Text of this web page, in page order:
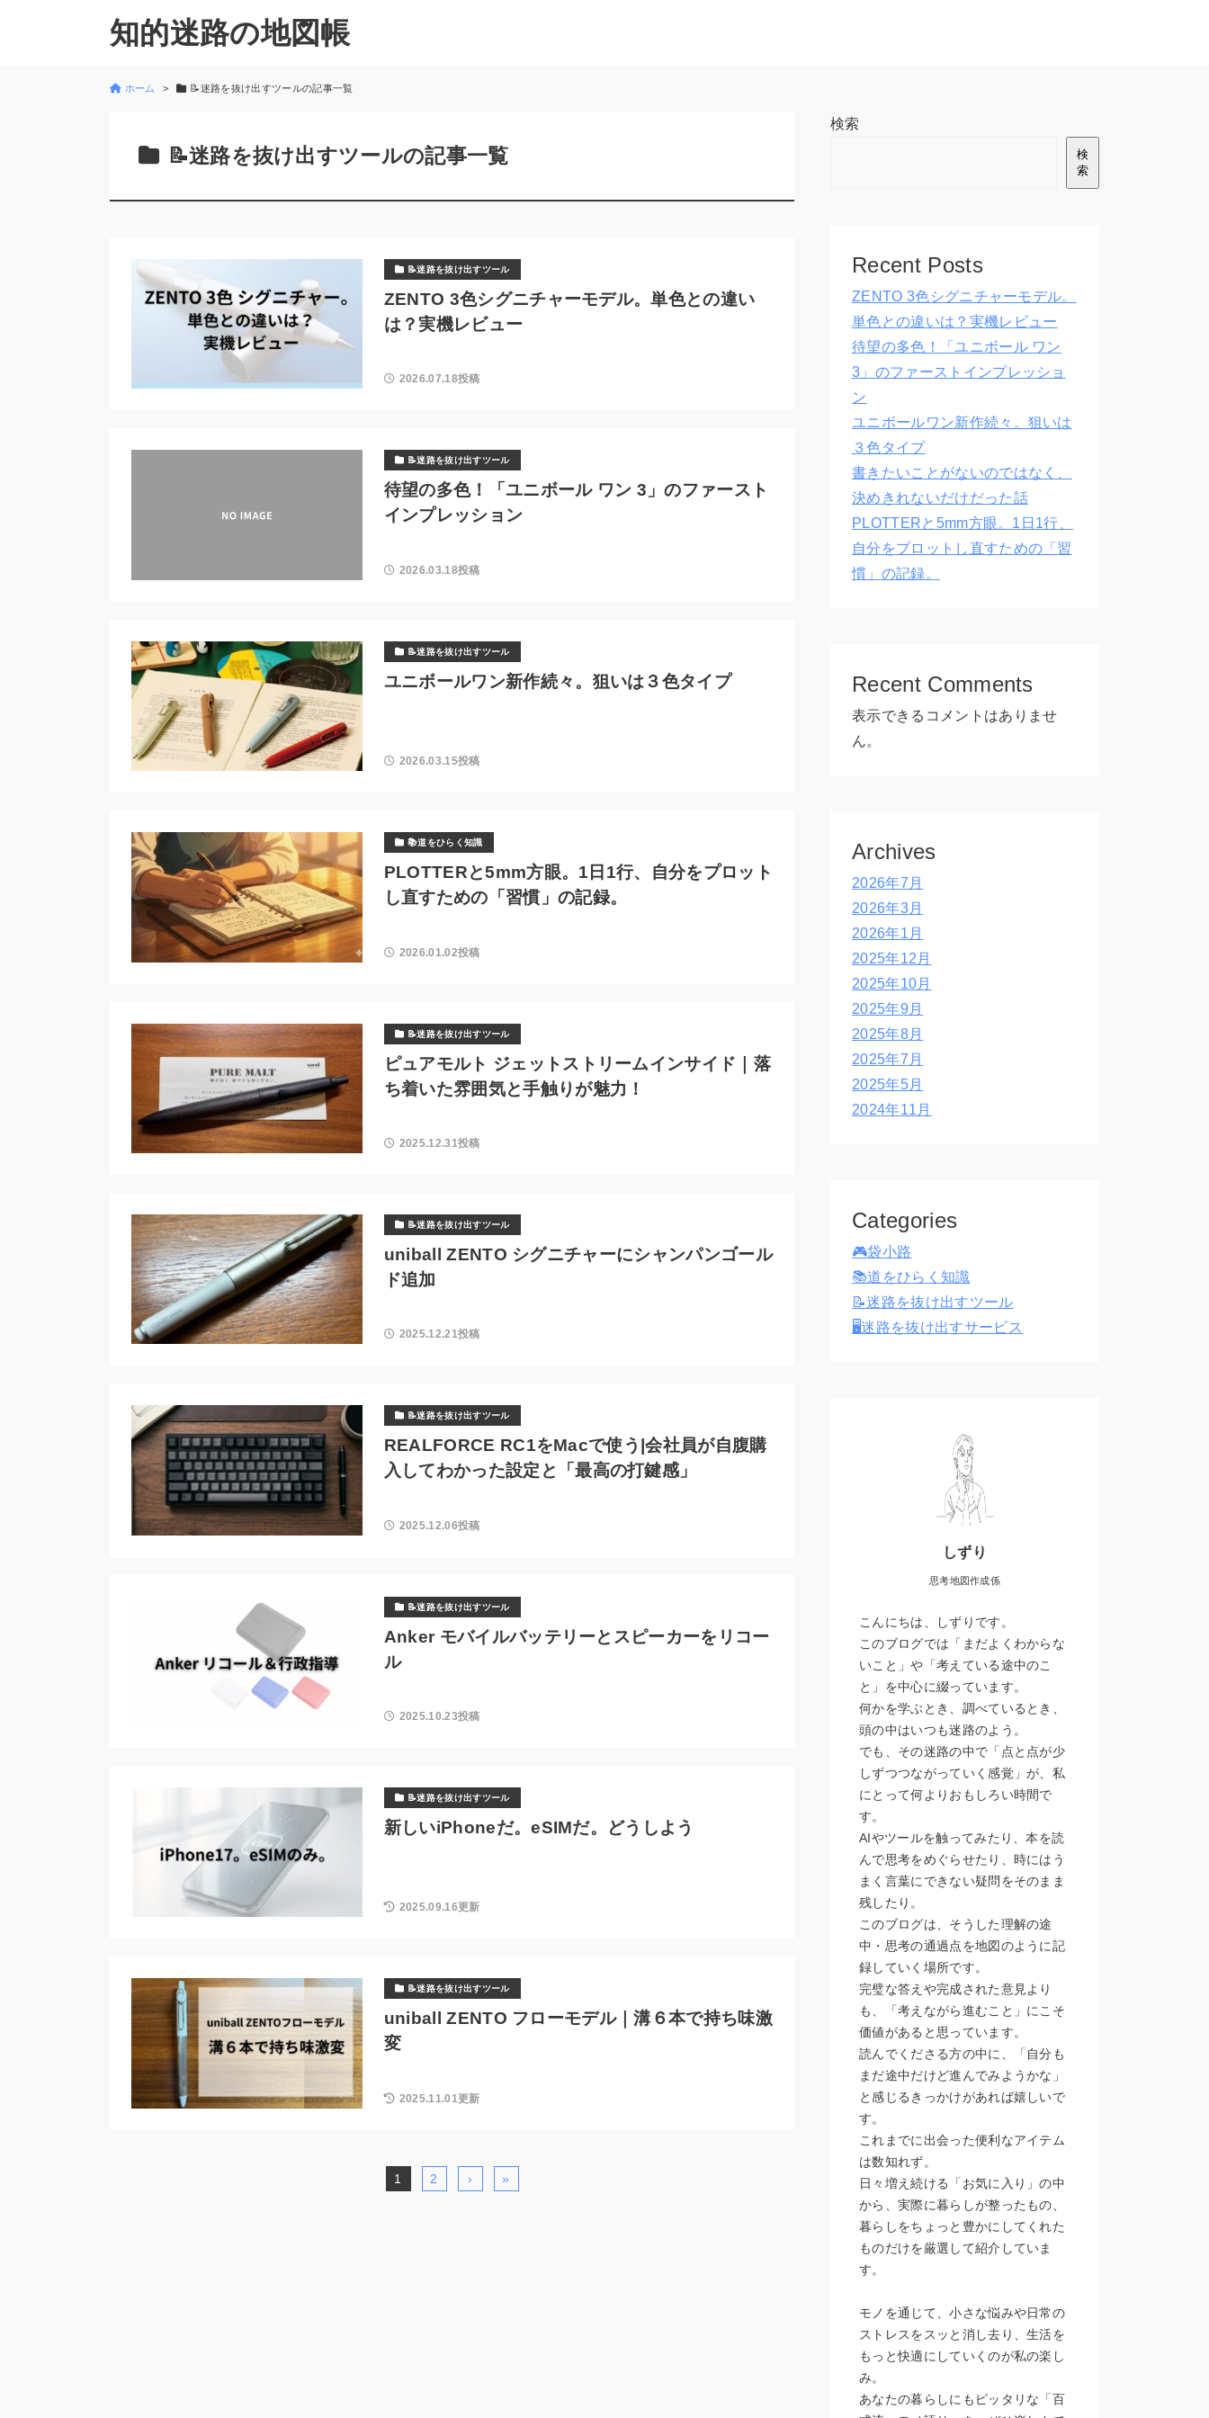
知的迷路の地図帳
ホーム 📝迷路を抜け出すツールの記事一覧
📝迷路を抜け出すツールの記事一覧
📝迷路を抜け出すツール
ZENTO 3色シグニチャーモデル。単色との違い
は？実機レビュー
2026.07.18投稿
📝迷路を抜け出すツール
待望の多色！「ユニボール ワン 3」のファースト
インプレッション
2026.03.18投稿
📝迷路を抜け出すツール
ユニボールワン新作続々。狙いは３色タイプ
2026.03.15投稿
📚道をひらく知識
PLOTTERと5mm方眼。1日1行、自分をプロット
し直すための「習慣」の記録。
2026.01.02投稿
📝迷路を抜け出すツール
ピュアモルト ジェットストリームインサイド｜落
ち着いた雰囲気と手触りが魅力！
2025.12.31投稿
📝迷路を抜け出すツール
uniball ZENTO シグニチャーにシャンパンゴール
ド追加
2025.12.21投稿
📝迷路を抜け出すツール
REALFORCE RC1をMacで使う|会社員が自腹購
入してわかった設定と「最高の打鍵感」
2025.12.06投稿
📝迷路を抜け出すツール
Anker モバイルバッテリーとスピーカーをリコー
ル
2025.10.23投稿
📝迷路を抜け出すツール
新しいiPhoneだ。eSIMだ。どうしよう
2025.09.16更新
📝迷路を抜け出すツール
uniball ZENTO フローモデル｜溝６本で持ち味激
変
2025.11.01更新
1 2 › »
検索
検
索
Recent Posts
ZENTO 3色シグニチャーモデル。
単色との違いは？実機レビュー
待望の多色！「ユニボール ワン
3」のファーストインプレッショ
ン
ユニボールワン新作続々。狙いは
３色タイプ
書きたいことがないのではなく、
決めきれないだけだった話
PLOTTERと5mm方眼。1日1行、
自分をプロットし直すための「習
慣」の記録。
Recent Comments
表示できるコメントはありませ
ん。
Archives
2026年7月
2026年3月
2026年1月
2025年12月
2025年10月
2025年9月
2025年8月
2025年7月
2025年5月
2024年11月
Categories
🎮袋小路
📚道をひらく知識
📝迷路を抜け出すツール
🖥️迷路を抜け出すサービス
しずり
思考地図作成係
こんにちは、しずりです。
このブログでは「まだよくわからな
いこと」や「考えている途中のこ
と」を中心に綴っています。
何かを学ぶとき、調べているとき、
頭の中はいつも迷路のよう。
でも、その迷路の中で「点と点が少
しずつつながっていく感覚」が、私
にとって何よりおもしろい時間で
す。
AIやツールを触ってみたり、本を読
んで思考をめぐらせたり、時にはう
まく言葉にできない疑問をそのまま
残したり。
このブログは、そうした理解の途
中・思考の通過点を地図のように記
録していく場所です。
完璧な答えや完成された意見より
も、「考えながら進むこと」にこそ
価値があると思っています。
読んでくださる方の中に、「自分も
まだ途中だけど進んでみようかな」
と感じるきっかけがあれば嬉しいで
す。
これまでに出会った便利なアイテム
は数知れず。
日々増え続ける「お気に入り」の中
から、実際に暮らしが整ったもの、
暮らしをちょっと豊かにしてくれた
ものだけを厳選して紹介していま
す。
モノを通じて、小さな悩みや日常の
ストレスをスッと消し去り、生活を
もっと快適にしていくのが私の楽し
み。
あなたの暮らしにもピッタリな「百